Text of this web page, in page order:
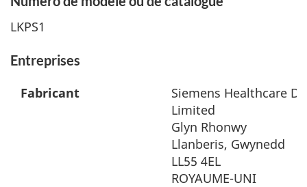
LKPS1
Entreprises
Fabricant
Siemens Healthcare
Limited
Glyn Rhonwy
Llanberis, Gwynedd
LL55 4EL
ROYAUME-UNI